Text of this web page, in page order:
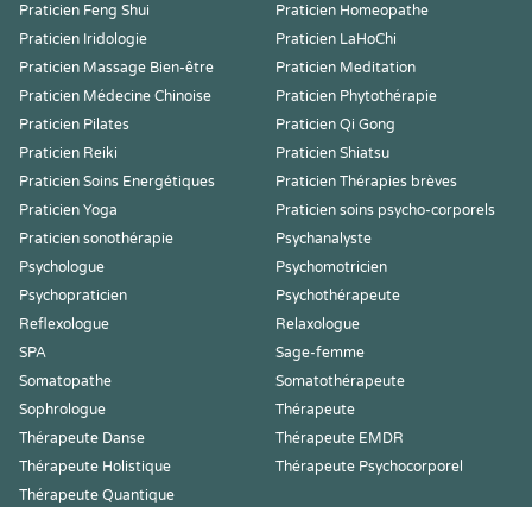
Praticien Feng Shui
Praticien Homeopathe
Praticien Iridologie
Praticien LaHoChi
Praticien Massage Bien-être
Praticien Meditation
Praticien Médecine Chinoise
Praticien Phytothérapie
Praticien Pilates
Praticien Qi Gong
Praticien Reiki
Praticien Shiatsu
Praticien Soins Energétiques
Praticien Thérapies brèves
Praticien Yoga
Praticien soins psycho-corporels
Praticien sonothérapie
Psychanalyste
Psychologue
Psychomotricien
Psychopraticien
Psychothérapeute
Reflexologue
Relaxologue
SPA
Sage-femme
Somatopathe
Somatothérapeute
Sophrologue
Thérapeute
Thérapeute Danse
Thérapeute EMDR
Thérapeute Holistique
Thérapeute Psychocorporel
Thérapeute Quantique